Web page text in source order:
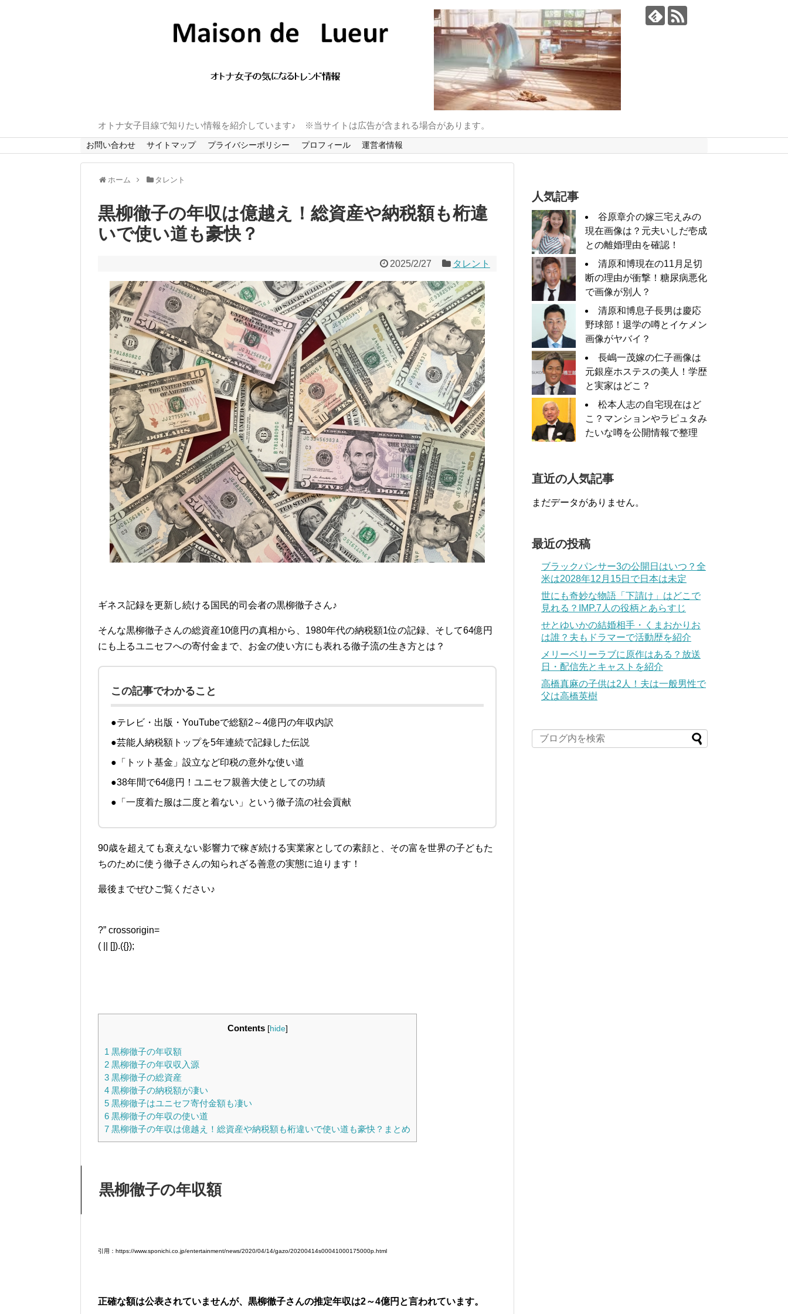
オトナ女子目線で知りたい情報を紹介しています♪ ※当サイトは広告が含まれる場合があります。
お問い合わせ サイトマップ プライバシーポリシー プロフィール 運営者情報
ホーム タレント
黒柳徹子の年収は億越え！総資産や納税額も桁違
いで使い道も豪快？
2025/2/27 タレント
ギネス記録を更新し続ける国民的司会者の黒柳徹子さん♪
そんな黒柳徹子さんの総資産10億円の真相から、1980年代の納税額1位の記録、そして64億円
にも上るユニセフへの寄付金まで、お金の使い方にも表れる徹子流の生き方とは？
この記事でわかること
●テレビ・出版・YouTubeで総額2～4億円の年収内訳
●芸能人納税額トップを5年連続で記録した伝説
●「トット基金」設立など印税の意外な使い道
●38年間で64億円！ユニセフ親善大使としての功績
●「一度着た服は二度と着ない」という徹子流の社会貢献
90歳を超えても衰えない影響力で稼ぎ続ける実業家としての素顔と、その富を世界の子どもた
ちのために使う徹子さんの知られざる善意の実態に迫ります！
最後までぜひご覧ください♪
?” crossorigin=
( || []).({});
Contents [hide]
1 黒柳徹子の年収額
2 黒柳徹子の年収収入源
3 黒柳徹子の総資産
4 黒柳徹子の納税額が凄い
5 黒柳徹子はユニセフ寄付金額も凄い
6 黒柳徹子の年収の使い道
7 黒柳徹子の年収は億越え！総資産や納税額も桁違いで使い道も豪快？まとめ
黒柳徹子の年収額
引用：https://www.sponichi.co.jp/entertainment/news/2020/04/14/gazo/20200414s00041000175000p.html
正確な額は公表されていませんが、黒柳徹子さんの推定年収は2～4億円と言われています。
人気記事
谷原章介の嫁三宅えみの
現在画像は？元夫いしだ壱成
との離婚理由を確認！
清原和博現在の11月足切
断の理由が衝撃！糖尿病悪化
で画像が別人？
清原和博息子長男は慶応
野球部！退学の噂とイケメン
画像がヤバイ？
長嶋一茂嫁の仁子画像は
元銀座ホステスの美人！学歴
と実家はどこ？
松本人志の自宅現在はど
こ？マンションやラピュタみ
たいな噂を公開情報で整理
直近の人気記事
まだデータがありません。
最近の投稿
ブラックパンサー3の公開日はいつ？全
米は2028年12月15日で日本は未定
世にも奇妙な物語「下請け」はどこで
見れる？IMP.7人の役柄とあらすじ
せとゆいかの結婚相手・くまおかりお
は誰？夫もドラマーで活動歴を紹介
メリーベリーラブに原作はある？放送
日・配信先とキャストを紹介
高橋真麻の子供は2人！夫は一般男性で
父は高橋英樹